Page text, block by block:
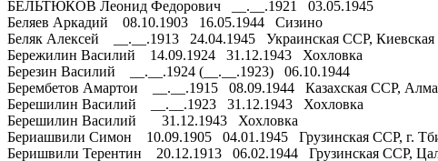
БЕЛЬТЮКОВ Леонид Федорович __.__.1921 03.05.1945
Беляев Аркадий 08.10.1903 16.05.1944 Сизино
Беляк Алексей __.__.1913 24.04.1945 Украинская ССР, Киевская
Бережилин Василий 14.09.1924 31.12.1943 Хохловка
Березин Василий __.__.1924 (__.__.1923) 06.10.1944
Берембетов Амартои __.__.1915 08.09.1944 Казахская ССР,
Берешилин Василий __.__.1923 31.12.1943 Хохловка
Берешилин Василий 31.12.1943 Хохловка
Бериашвили Симон 10.09.1905 04.01.1945 Грузинская ССР, г.
Беришвили Терентин 20.12.1913 06.02.1944 Грузинская ССР,